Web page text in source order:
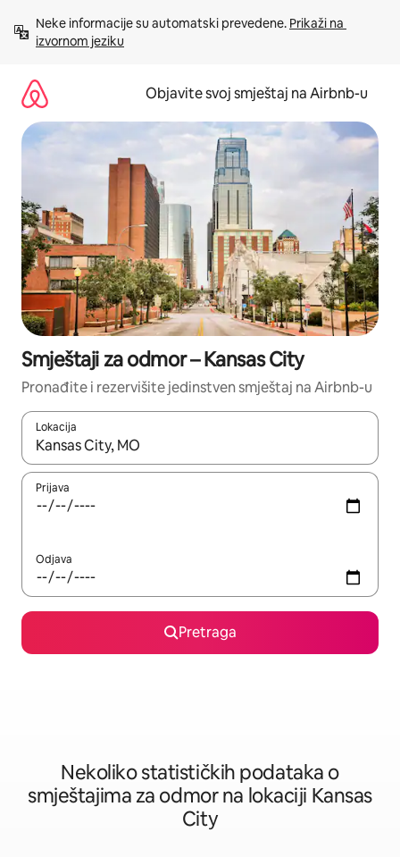
sadržaj
Neke informacije su automatski prevedene. Prikaži na
izvornom jeziku
Objavite svoj smještaj na Airbnb-u
Smještaji za odmor – Kansas City
Pronađite i rezervišite jedinstven smještaj na Airbnb-u
Lokacija
Kad su rezultati dostupni, možete da se krećete kroz njih
Prijava
Odjava
Pretraga
Nekoliko statističkih podataka o
smještajima za odmor na lokaciji Kansas
City